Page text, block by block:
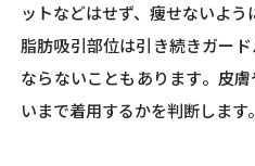
ットなどはせず、痩せないよう
脂肪吸引部位は引き続きガー
ならないこともあります。皮
いまで着用するかを判断します。